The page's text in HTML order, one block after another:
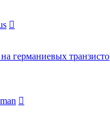
германиевых